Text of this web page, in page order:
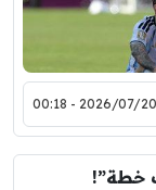
2026/07/20 - 00:18
خطة”!